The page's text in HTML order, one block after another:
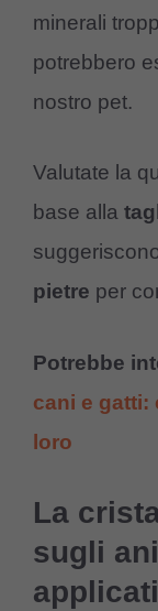
minerali
potrebbero
nostro pet.
Valutate la
base alla
pietre per
Potrebbe
cani e gatti:
loro
La
sugli